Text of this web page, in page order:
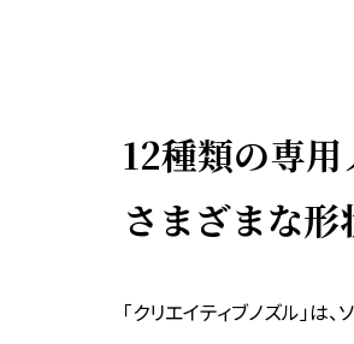
12種類の専
さまざまな形
「クリエイティブノズル」は